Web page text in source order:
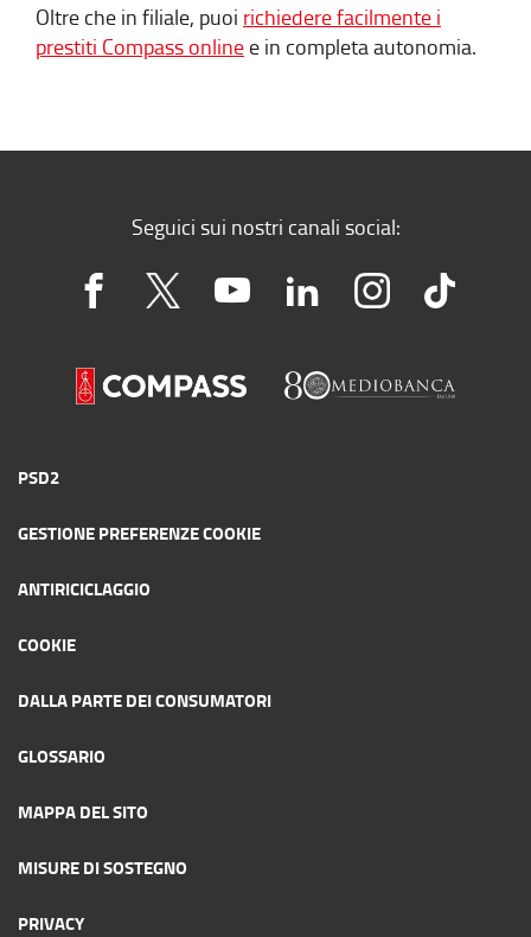
Oltre che in filiale, puoi richiedere facilmente i
prestiti Compass online e in completa autonomia.
Seguici sui nostri canali social:
PSD2
GESTIONE PREFERENZE COOKIE
ANTIRICICLAGGIO
COOKIE
DALLA PARTE DEI CONSUMATORI
GLOSSARIO
MAPPA DEL SITO
MISURE DI SOSTEGNO
PRIVACY